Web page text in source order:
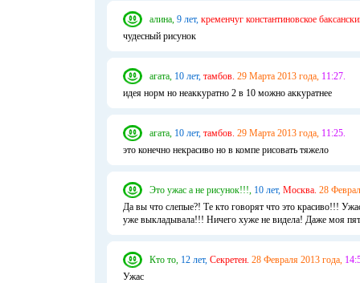
алина, 9 лет, кременчуг константиновское
чудесный рисунок
агата, 10 лет, тамбов. 29 Марта 2013 года, 11:27.
идея норм но неаккуратно 2 в 10 можно аккуратнее
агата, 10 лет, тамбов. 29 Марта 2013 года, 11:25.
это конечно некрасиво но в компе рисовать тяжело
Это ужас а не рисунок!!!, 10 лет, Москва. 28
Да вы что слепые?! Те кто говорят что это красиво!!!
уже выкладывала!!! Ничего хуже не видела! Даже моя
Кто то, 12 лет, Секретен. 28 Февраля 2013 года,
Ужас